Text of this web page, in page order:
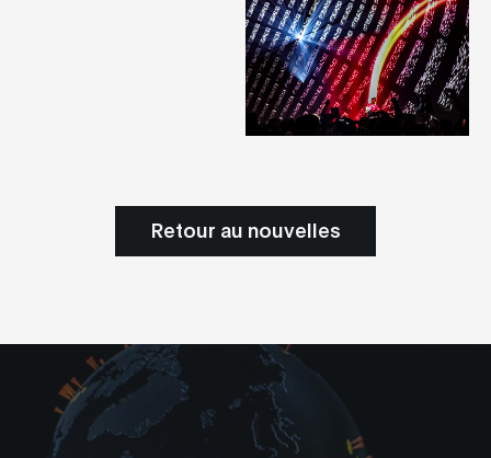
Retour au nouvelles